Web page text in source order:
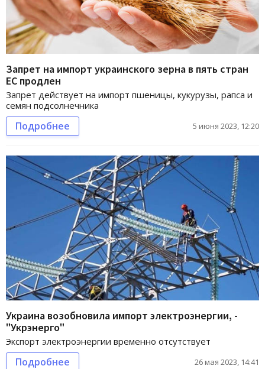
Запрет на импорт украинского зерна в пять стран
ЕС продлен
Запрет действует на импорт пшеницы, кукурузы, рапса и
семян подсолнечника
Подробнее 5 июня 2023, 12:20
Украина возобновила импорт электроэнергии, -
"Укрэнерго"
Экспорт электроэнергии временно отсутствует
Подробнее 26 мая 2023, 14:41